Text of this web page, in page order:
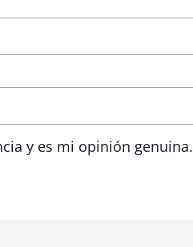
y es mi opinión genuina.